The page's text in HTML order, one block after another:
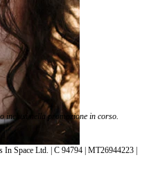
inclusi nella promozione in corso.
Space Ltd. | C 94794 | MT26944223 |